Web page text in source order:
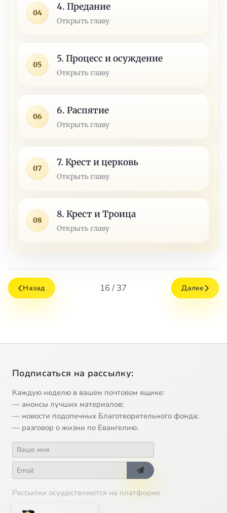
04
4. Предание
Открыть главу
05
5. Процесс и осуждение
Открыть главу
06
6. Распятие
Открыть главу
07
7. Крест и церковь
Открыть главу
08
8. Крест и Троица
Открыть главу
Назад 16 / 37 Далее
Подписаться на рассылку:
Каждую неделю в вашем почтовом ящике:
— анонсы лучших материалов;
— новости подопечных Благотворительного фонда;
— разговор о жизни по Евангелию.
Рассылки осуществляются на платформе